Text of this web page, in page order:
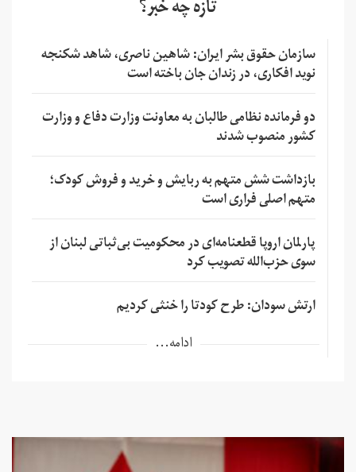
تازه چه خبر؟
سازمان حقوق بشر ایران: شاهین ناصری، شاهد شکنجه
نوید افکاری، در زندان جان باخته است
دو فرمانده نظامی طالبان به معاونت وزارت دفاع و وزارت
کشور منصوب شدند
بازداشت شش متهم به ربایش و خرید و فروش کودک؛
متهم اصلی فراری است
پارلمان اروپا قطعنامه‌ای در محکومیت بی‌ثباتی لبنان از
سوی حزب‌الله تصویب کرد
ارتش سودان: طرح کودتا را خنثی کردیم
ادامه...